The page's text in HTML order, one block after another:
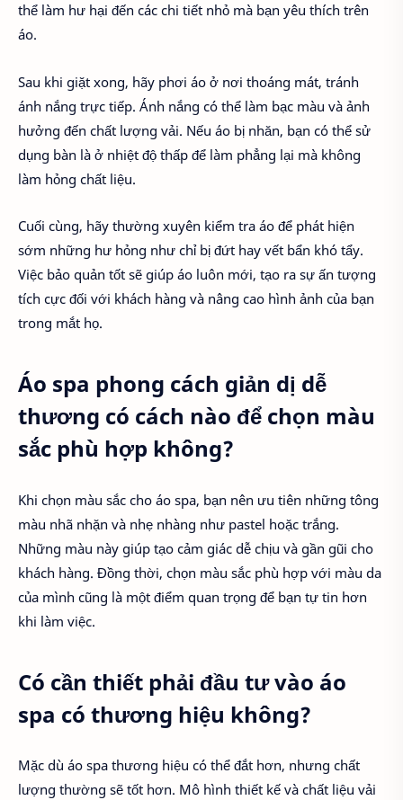
thể làm hư hại đến các chi tiết nhỏ mà bạn yêu thích trên
áo.
Sau khi giặt xong, hãy phơi áo ở nơi thoáng mát, tránh
ánh nắng trực tiếp. Ánh nắng có thể làm bạc màu và ảnh
hưởng đến chất lượng vải. Nếu áo bị nhăn, bạn có thể sử
dụng bàn là ở nhiệt độ thấp để làm phẳng lại mà không
làm hỏng chất liệu.
Cuối cùng, hãy thường xuyên kiểm tra áo để phát hiện
sớm những hư hỏng như chỉ bị đứt hay vết bẩn khó tẩy.
Việc bảo quản tốt sẽ giúp áo luôn mới, tạo ra sự ấn tượng
tích cực đối với khách hàng và nâng cao hình ảnh của bạn
trong mắt họ.
Áo spa phong cách giản dị dễ
thương có cách nào để chọn màu
sắc phù hợp không?
Khi chọn màu sắc cho áo spa, bạn nên ưu tiên những tông
màu nhã nhặn và nhẹ nhàng như pastel hoặc trắng.
Những màu này giúp tạo cảm giác dễ chịu và gần gũi cho
khách hàng. Đồng thời, chọn màu sắc phù hợp với màu da
của mình cũng là một điểm quan trọng để bạn tự tin hơn
khi làm việc.
Có cần thiết phải đầu tư vào áo
spa có thương hiệu không?
Mặc dù áo spa thương hiệu có thể đắt hơn, nhưng chất
lượng thường sẽ tốt hơn. Mô hình thiết kế và chất liệu vải